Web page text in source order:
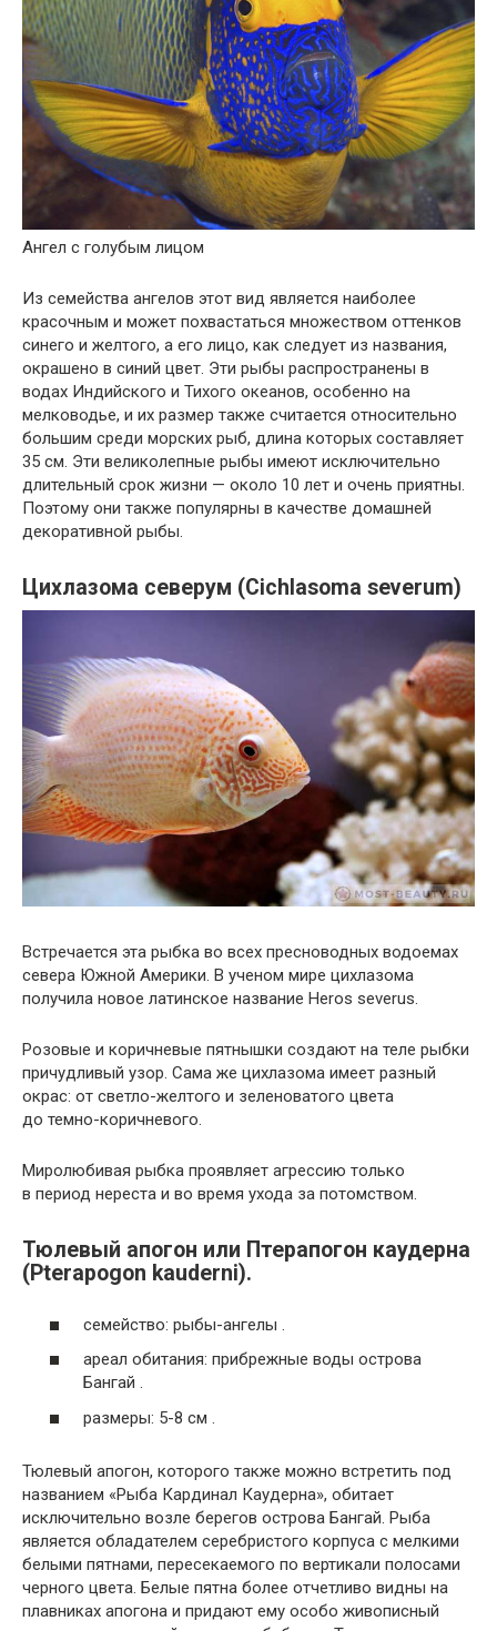
Ангел с голубым лицом
Из семейства ангелов этот вид является наиболее
красочным и может похвастаться множеством оттенков
синего и желтого, а его лицо, как следует из названия,
окрашено в синий цвет. Эти рыбы распространены в
водах Индийского и Тихого океанов, особенно на
мелководье, и их размер также считается относительно
большим среди морских рыб, длина которых составляет
35 см. Эти великолепные рыбы имеют исключительно
длительный срок жизни — около 10 лет и очень приятны.
Поэтому они также популярны в качестве домашней
декоративной рыбы.
Цихлазома северум (Cichlasoma severum)
Встречается эта рыбка во всех пресноводных водоемах
севера Южной Америки. В ученом мире цихлазома
получила новое латинское название Heros severus.
Розовые и коричневые пятнышки создают на теле рыбки
причудливый узор. Сама же цихлазома имеет разный
окрас: от светло-желтого и зеленоватого цвета
до темно-коричневого.
Миролюбивая рыбка проявляет агрессию только
в период нереста и во время ухода за потомством.
Тюлевый апогон или Птерапогон каудерна
(Pterapogon kauderni).
семейство: рыбы-ангелы .
ареал обитания: прибрежные воды острова
Бангай .
размеры: 5-8 см .
Тюлевый апогон, которого также можно встретить под
названием «Рыба Кардинал Каудерна», обитает
исключительно возле берегов острова Бангай. Рыба
является обладателем серебристого корпуса с мелкими
белыми пятнами, пересекаемого по вертикали полосами
черного цвета. Белые пятна более отчетливо видны на
плавниках апогона и придают ему особо живописный